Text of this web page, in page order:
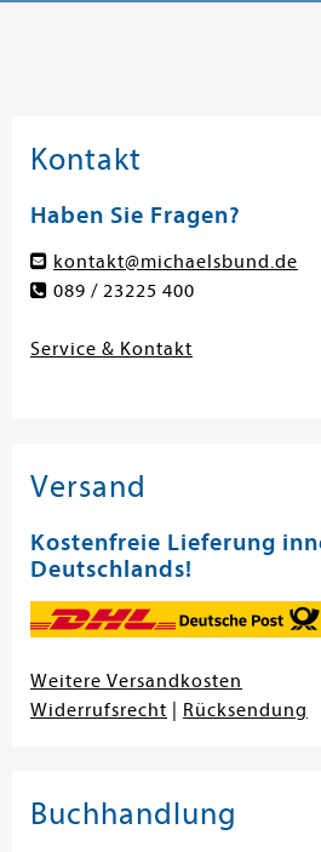
Kontakt
Haben Sie Fragen?
kontakt@michaelsbund.de
089 / 23225 400
Service & Kontakt
Versand
Kostenfreie Lieferung
Deutschlands!
Weitere Versandkosten
Widerrufsrecht
Rücksendung
Buchhandlung